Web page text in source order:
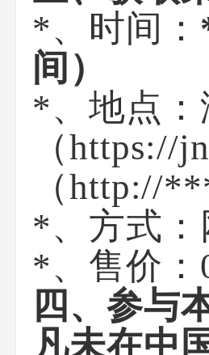
*、时间：
间）
*、地点：
（https://
（http://
*、方式：
*、售价：
四、参与
凡未在中